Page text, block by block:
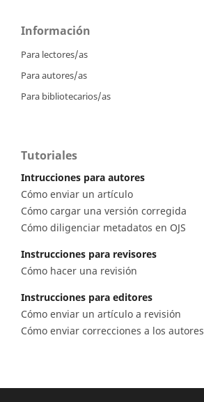
Información
Para lectores/as
Para autores/as
Para bibliotecarios/as
Tutoriales
Intrucciones para autores
Cómo enviar un artículo
Cómo cargar una versión corregida
Cómo diligenciar metadatos en OJS
Instrucciones para revisores
Cómo hacer una revisión
Instrucciones para editores
Cómo enviar un artículo a revisión
Cómo enviar correcciones a los autores